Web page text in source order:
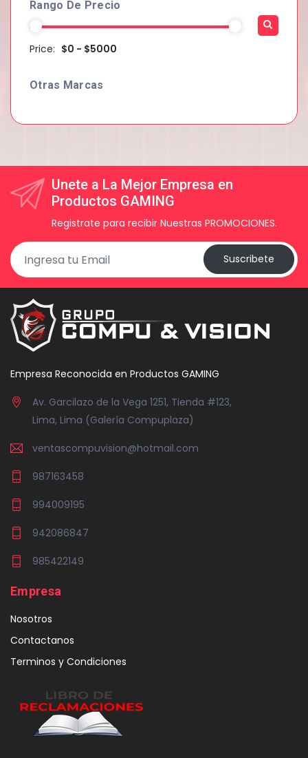
Rango De Precio
Price: $0 - $5000
Otras Marcas
Unete a La Mejor Empresa en
Productos GAMING
Registrate para recibir Nuestras PROMOCIONES.
Suscribete
Empresa Reconocida en Productos GAMING
Av. Garcilazo de la Vega 1251, Tienda #123,
Lima, Lima (Galería Compuplaza)
ventascompuvision@hotmail.com
987163458
994009195
942086847
985422149
Empresa
Nosotros
Contactanos
Terminos y Condiciones